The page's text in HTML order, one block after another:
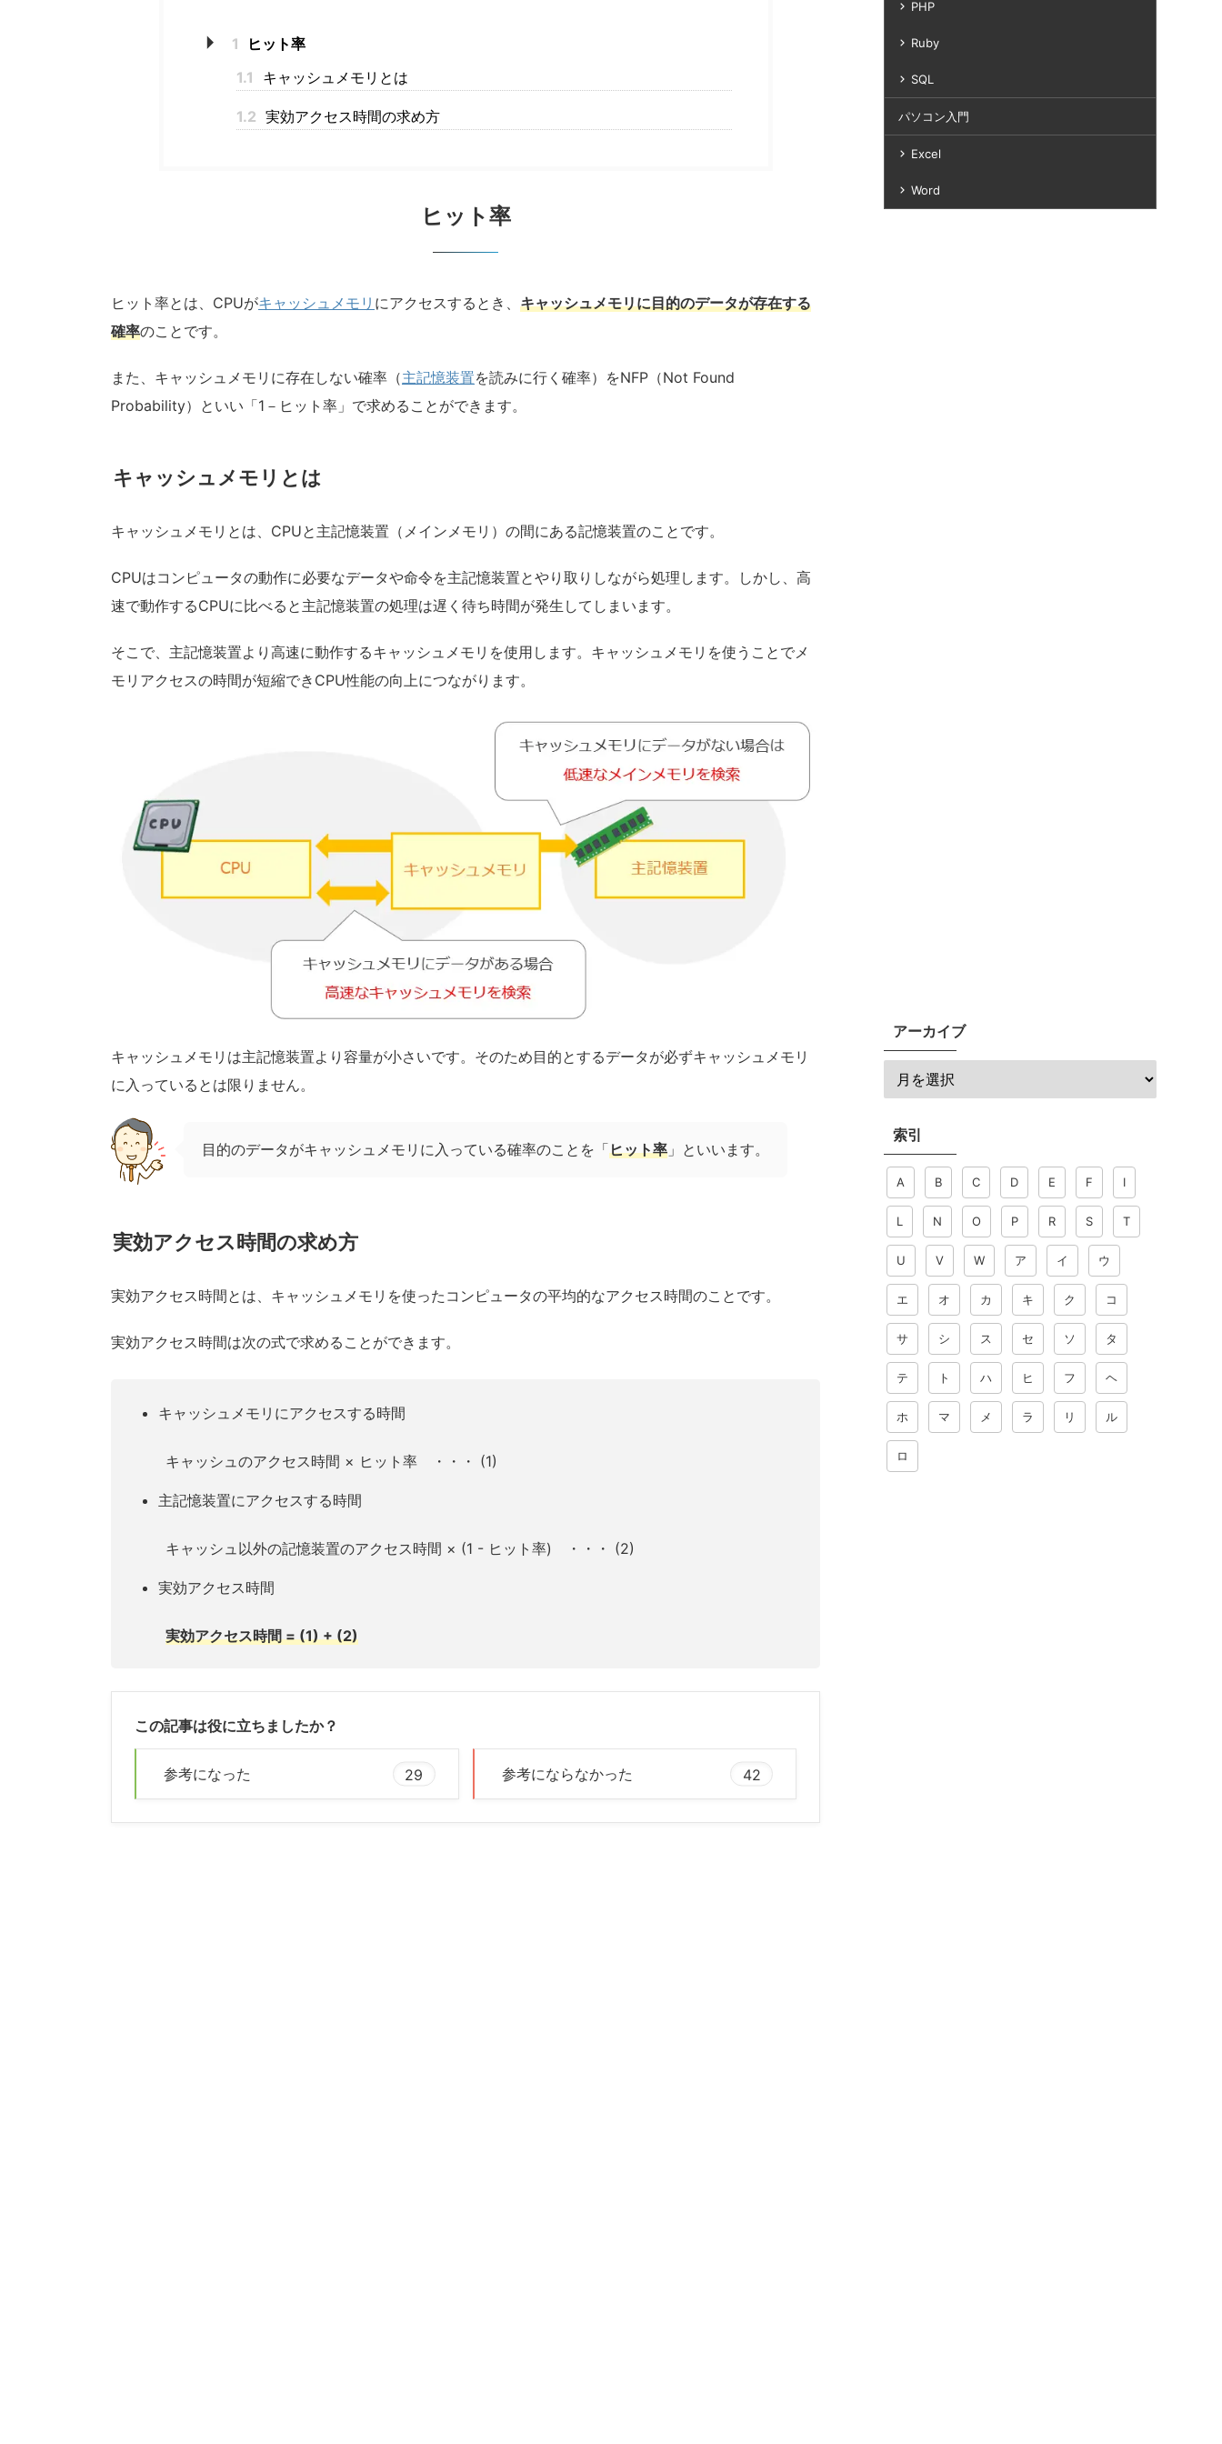
1
ヒット率
1.1
キャッシュメモリとは
1.2 実効アクセス時間の求め方
ヒット率
ヒット率とは、CPUがキャッシュメモリ にアクセスするとき、 キャッシュメモリに目的のデータが存在する
確率のことです。
また、キャッシュメモリに存在しない確率（主記憶装置を読みに行く確率）をNFP（Not Found
Probability）といい「1－ヒット率」で求めることができます。
キャッシュメモリとは
キャッシュメモリとは、CPUと主記憶装置（メインメモリ）の間にある記憶装置のことです。
CPUはコンピュータの動作に必要なデータや命令を主記憶装置とやり取りしながら処理します。しかし、高
速で動作するCPUに比べると主記憶装置の処理は遅く待ち時間が発生してしまいます。
そこで、主記憶装置より高速に動作するキャッシュメモリを使用します。キャッシュメモリを使うことでメ
モリアクセスの時間が短縮できCPU性能の向上につながります。
キャッシュメモリは主記憶装置より容量が小さいです。そのため目的とするデータが必ずキャッシュメモリ
に入っているとは限りません。
目的のデータがキャッシュメモリに入っている確率のことを「ヒット率 」といいます。
実効アクセス時間の求め方
実効アクセス時間とは、キャッシュメモリを使ったコンピュータの平均的なアクセス時間のことです。
実効アクセス時間は次の式で求めることができます。
キャッシュメモリにアクセスする時間
キャッシュのアクセス時間 × ヒット率 ・・・ (1)
主記憶装置にアクセスする時間
キャッシュ以外の記憶装置のアクセス時間 × (1 - ヒット率) ・・・ (2)
実効アクセス時間
実効アクセス時間 = (1) + (2)
この記事は役に立ちましたか？
参考になった 29 参考にならなかった 42
PHP
Ruby
SQL
パソコン入門
Excel
Word
アーカイブ
索引
A B C D E F I
L N O P R S T
U V W ア イ ウ
エ オ カ キ ク コ
サ シ ス セ ソ タ
テ ト ハ ヒ フ ヘ
ホ マ メ ラ リ ル
ロ